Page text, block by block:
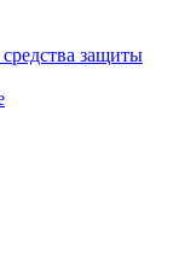
защиты